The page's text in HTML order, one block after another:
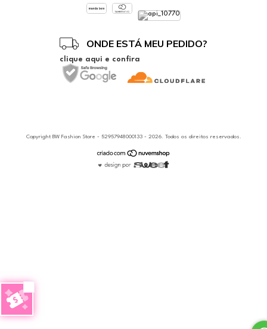
ONDE ESTÁ MEU PEDIDO?
clique aqui e confira
Copyright BW Fashion Store - 52957948000133 - 2026. Todos os direitos reservados.